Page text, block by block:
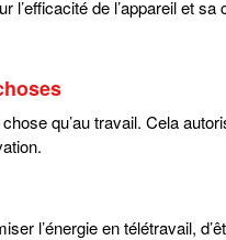
l’efficacité de l’appareil et
qu’au travail. Cela
l’énergie en télétravail,